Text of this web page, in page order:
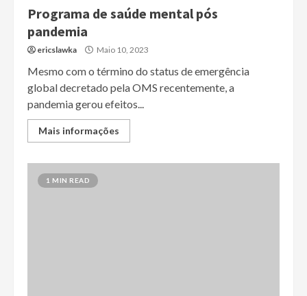
Programa de saúde mental pós
pandemia
ericslawka Maio 10, 2023
Mesmo com o término do status de emergência
global decretado pela OMS recentemente, a
pandemia gerou efeitos...
Mais informações
1 MIN READ